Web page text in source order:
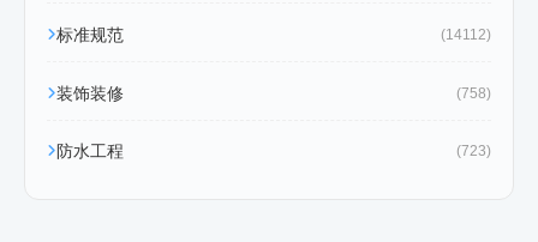
标准规范 (14112)
装饰装修 (758)
防水工程 (723)